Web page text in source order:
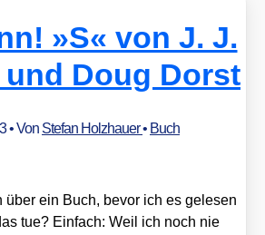
»S« von J. J.
Doug Dorst
• Von Stefan Holzhauer• Buch
über ein Buch, bevor ich es gele­sen
tue? Ein­fach: Weil ich noch nie